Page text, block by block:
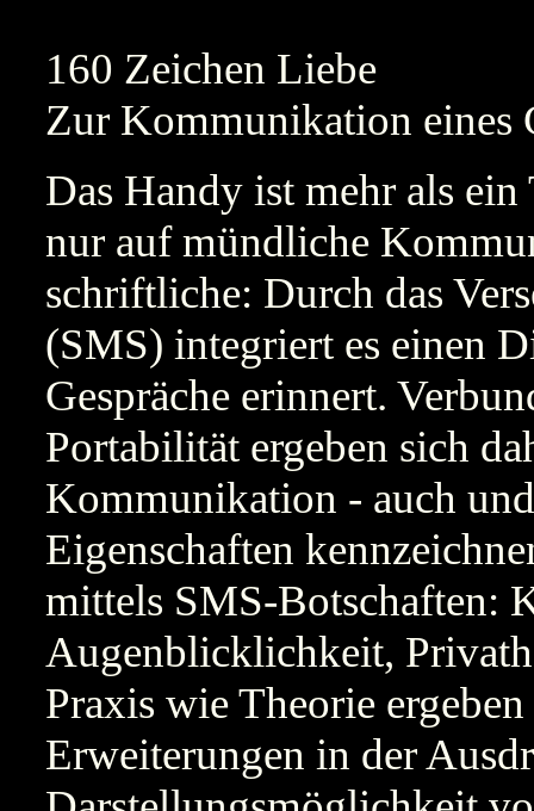
160 Zeichen Liebe
Zur Kommunikation eines
Das Handy ist mehr als
nur auf mündliche
schriftliche: Durch das
(SMS) integriert es einen
Gespräche erinnert.
Portabilität ergeben sich
Kommunikation - auch
Eigenschaften
mittels SMS-Botschaften:
Augenblicklichkeit,
Praxis wie Theorie
Erweiterungen in der